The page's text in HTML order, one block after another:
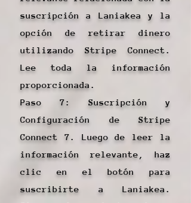
suscripción a Laniakea y la
opción de retirar dinero
utilizando Stripe Connect.
Lee toda la información
proporcionada.
Paso 7: Suscripción y
Configuración de Stripe
Connect 7. Luego de leer la
información relevante, haz
clic en el botón para
suscribirte a Laniakea.